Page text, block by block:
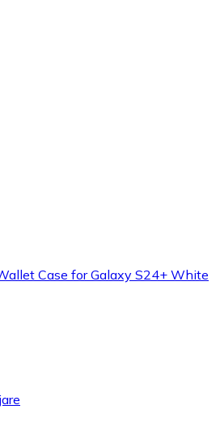
Case for Galaxy S24+ White